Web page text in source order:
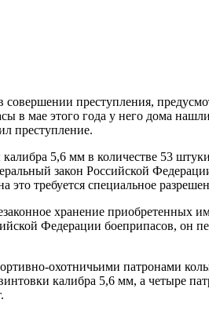
преступления,
в мае этого года у него дома
преступление.
калибра 5,6 мм в количестве 53
закон Российской
требуется специальное
хранение приобретенных
Федерации боеприпасов, он
охотничьими патронами
калибра 5,6 мм, а четыре